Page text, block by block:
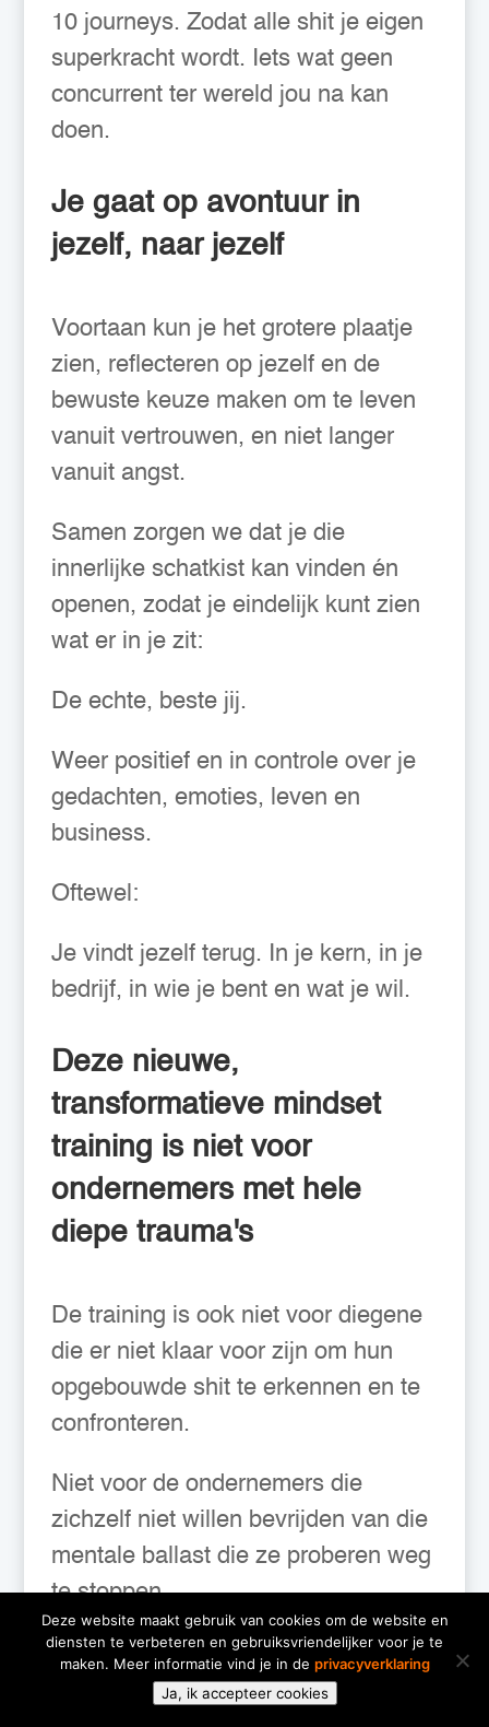
10 journeys. Zodat alle shit je eigen
superkracht wordt. Iets wat geen
concurrent ter wereld jou na kan
doen.
Je gaat op avontuur in
jezelf, naar jezelf
Voortaan kun je het grotere plaatje
zien, reflecteren op jezelf en de
bewuste keuze maken om te leven
vanuit vertrouwen, en niet langer
vanuit angst.
Samen zorgen we dat je die
innerlijke schatkist kan vinden én
openen, zodat je eindelijk kunt zien
wat er in je zit:
De echte, beste jij.
Weer positief en in controle over je
gedachten, emoties, leven en
business.
Oftewel:
Je vindt jezelf terug. In je kern, in je
bedrijf, in wie je bent en wat je wil.
Deze nieuwe,
transformatieve mindset
training is niet voor
ondernemers met hele
diepe trauma's
De training is ook niet voor diegene
die er niet klaar voor zijn om hun
opgebouwde shit te erkennen en te
confronteren.
Niet voor de ondernemers die
zichzelf niet willen bevrijden van die
mentale ballast die ze proberen weg
te stoppen.
Niet voor degene die wars zijn van
alles wat met gevoel te maken heeft,
💬 Hi!
Deze website maakt gebruik van cookies om de website en
diensten te verbeteren en gebruiksvriendelijker voor je te
maken. Meer informatie vind je in de privacyverklaring
Ja, ik accepteer cookies